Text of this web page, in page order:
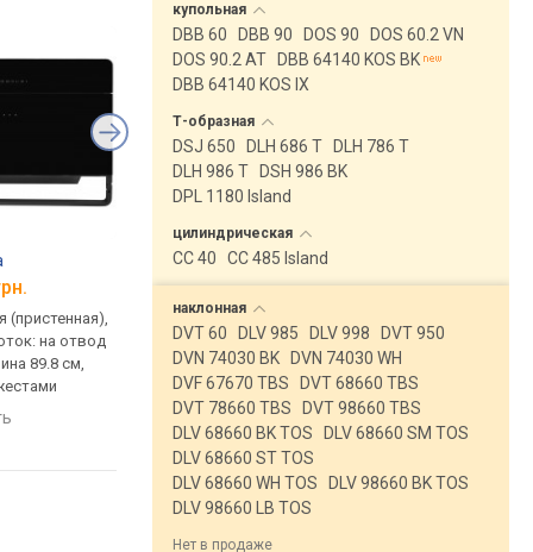
(пристенная),
на отвод
89.8 см,
Kaiser AT-9407 N F
традиционная (пристенная),
наклонная, поток: 1000 м³/ч,
ширина 90 см
сравнить
наклонная, поток:
623 м³/ч, ширина 60
купольная
DBB 60 DBB 90 DOS 90
DOS 60.2 VN
DOS 90.2 AT
DBB 64140 KOS BK
DBB 64140 KOS IX
Т-образная
DSJ 650 DLH 686 T
DLH 786 T
DLH 986 T
DSH 986 BK
DPL 1180 Island
цилиндрическая
CC 40 CC 485 Island
наклонная
DVT 60 DLV 985 DLV 998
DVT 950
DVN 74030 BK
DVN 74030 WH
DVF 67670 TBS
DVT 68660 TBS
DVT 78660 TBS
DVT 98660 TBS
DLV 68660 BK TOS
DLV 68660 SM TOS
DLV 68660 ST TOS
DLV 68660 WH TOS
DLV 98660 BK TOS
DLV 98660 LB TOS
Нет в продаже